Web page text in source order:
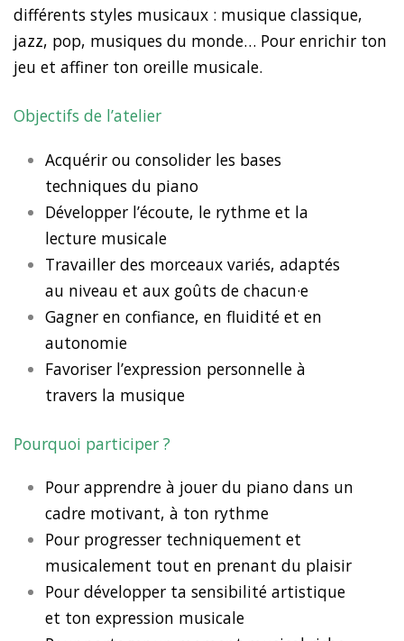
différents styles musicaux : musique classique,
jazz, pop, musiques du monde… Pour enrichir ton
jeu et affiner ton oreille musicale.
Objectifs de l’atelier
Acquérir ou consolider les bases
techniques du piano
Développer l’écoute, le rythme et la
lecture musicale
Travailler des morceaux variés, adaptés
au niveau et aux goûts de chacun·e
Gagner en confiance, en fluidité et en
autonomie
Favoriser l’expression personnelle à
travers la musique
Pourquoi participer ?
Pour apprendre à jouer du piano dans un
cadre motivant, à ton rythme
Pour progresser techniquement et
musicalement tout en prenant du plaisir
Pour développer ta sensibilité artistique
et ton expression musicale